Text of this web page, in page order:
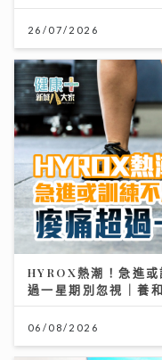
26/07/2026
HYROX熱潮！急進
過一星期別忽視｜養
06/08/2026
26/07/2026
按揭保險使用率回落
13/07/2026